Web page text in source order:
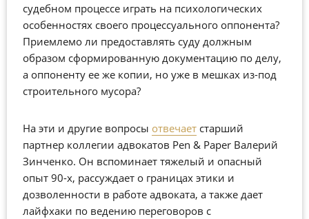
судебном процессе играть на психологических
особенностях своего процессуального оппонента?
Приемлемо ли предоставлять суду должным
образом сформированную документацию по делу,
а оппоненту ее же копии, но уже в мешках из-под
строительного мусора?
На эти и другие вопросы отвечает старший
партнер коллегии адвокатов Pen & Paper Валерий
Зинченко. Он вспоминает тяжелый и опасный
опыт 90-х, рассуждает о границах этики и
дозволенности в работе адвоката, а также дает
лайфхаки по ведению переговоров с